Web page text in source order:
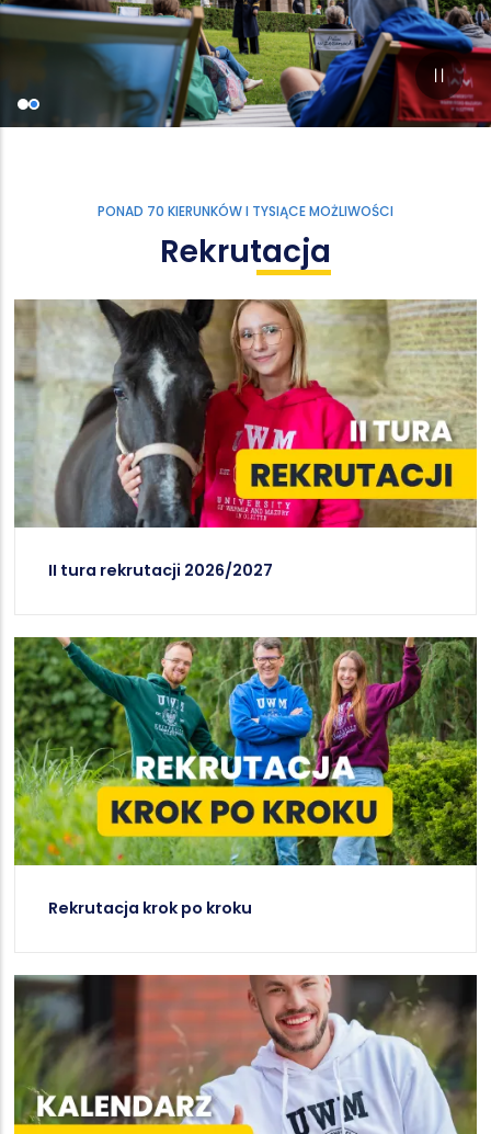
PONAD 70 KIERUNKÓW I TYSIĄCE MOŻLIWOŚCI
Rekrutacja
II tura rekrutacji 2026/2027
Rekrutacja krok po kroku